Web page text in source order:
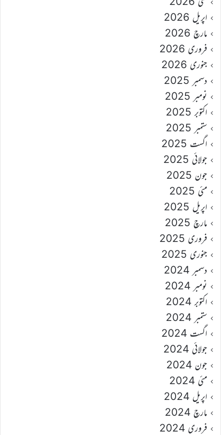
اپریل 2026
مارچ 2026
فروری 2026
جنوری 2026
دسمبر 2025
نومبر 2025
اکتوبر 2025
ستمبر 2025
اگست 2025
جولائی 2025
جون 2025
مئی 2025
اپریل 2025
مارچ 2025
فروری 2025
جنوری 2025
دسمبر 2024
نومبر 2024
اکتوبر 2024
ستمبر 2024
اگست 2024
جولائی 2024
جون 2024
مئی 2024
اپریل 2024
مارچ 2024
فروری 2024